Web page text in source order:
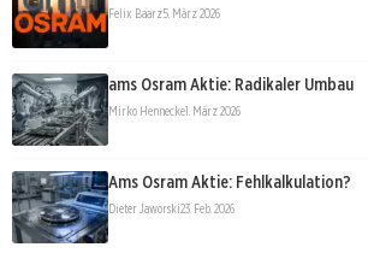
Felix Baarz5. März 2026
ams Osram Aktie: Radikaler Umbau
Mirko Hennecke1. März 2026
Ams Osram Aktie: Fehlkalkulation?
Dieter Jaworski23. Feb. 2026